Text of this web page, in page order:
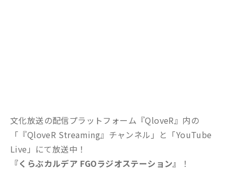
文化放送の配信プラットフォーム『QloveR』内の
「『QloveR Streaming』チャンネル」と「YouTube
Live」にて放送中！
『くらぶカルデア FGOラジオステーション』
！